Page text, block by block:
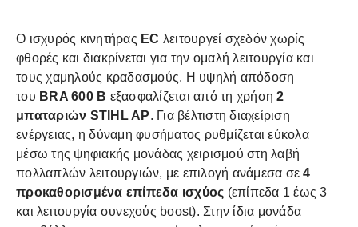
Ο ισχυρός κινητήρας EC λειτουργεί σχεδόν χωρίς
φθορές και διακρίνεται για την ομαλή λειτουργία και
τους χαμηλούς κραδασμούς. Η υψηλή απόδοση
του BRA 600 B εξασφαλίζεται από τη χρήση 2
μπαταριών STIHL AP. Για βέλτιστη διαχείριση
ενέργειας, η δύναμη φυσήματος ρυθμίζεται εύκολα
μέσω της ψηφιακής μονάδας χειρισμού στη λαβή
πολλαπλών λειτουργιών, με επιλογή ανάμεσα σε 4
προκαθορισμένα επίπεδα ισχύος (επίπεδα 1 έως 3
και λειτουργία συνεχούς boost). Στην ίδια μονάδα